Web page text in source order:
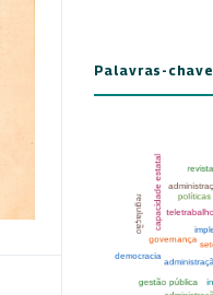
Palavras-chave